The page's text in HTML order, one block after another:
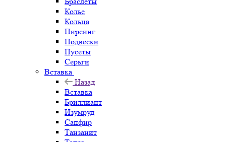
Колье
Кольца
Пирсинг
Подвески
Пусеты
Серьги
Вставка
Назад
Вставка
Бриллиант
Изумруд
Сапфир
Танзанит